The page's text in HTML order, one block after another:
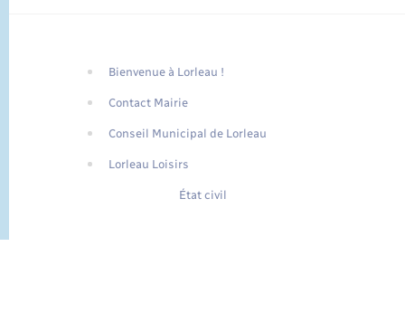
Traduction du
FR
Bienvenue à Lorleau !
Contact Mairie
Conseil Municipal de Lorleau
Lorleau Loisirs
État civil